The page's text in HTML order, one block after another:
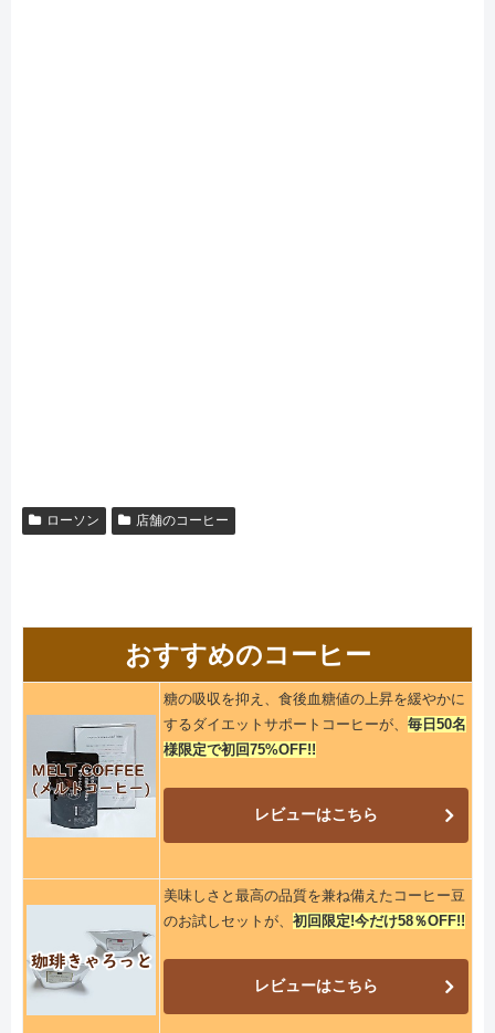
ローソン 店舗のコーヒー
おすすめのコーヒー
糖の吸収を抑え、食後血糖値の上昇を緩やかに
するダイエットサポートコーヒーが、 毎日50名
様限定で初回75%OFF!!
レビューはこちら
美味しさと最高の品質を兼ね備えたコーヒー豆
のお試しセットが、 初回限定!今だけ58％OFF!!
レビューはこちら